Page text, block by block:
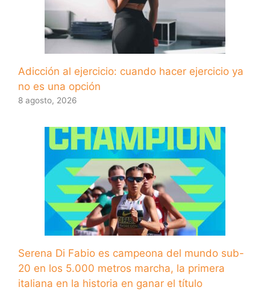
Adicción al ejercicio: cuando hacer ejercicio ya
no es una opción
8 agosto, 2026
Serena Di Fabio es campeona del mundo sub-
20 en los 5.000 metros marcha, la primera
italiana en la historia en ganar el título